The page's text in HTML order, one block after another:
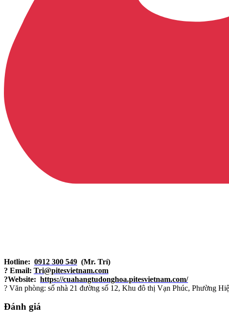
Hotline: 0912 300 549 (Mr. Trí)
? Email: Tri@pitesvietnam.com
?Website: https://cuahangtudonghoa.pitesvietnam.com/
? Văn phòng: số nhà 21 đường số 12, Khu đô thị Vạn Phúc, Phường
Đánh giá